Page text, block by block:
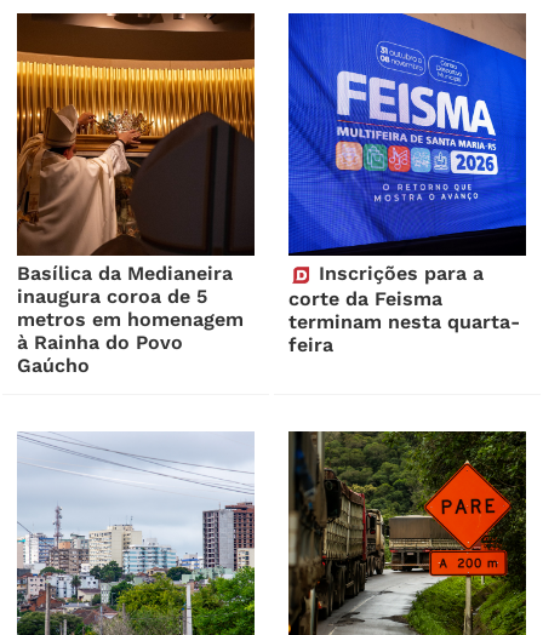
Basílica da Medianeira
inaugura coroa de 5
metros em homenagem
à Rainha do Povo
Gaúcho
Inscrições para a
corte da Feisma
terminam nesta quarta-
feira